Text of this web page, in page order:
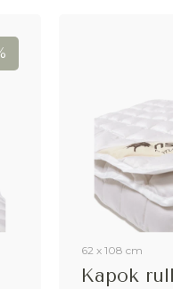
62 x 108 cm
Kapok